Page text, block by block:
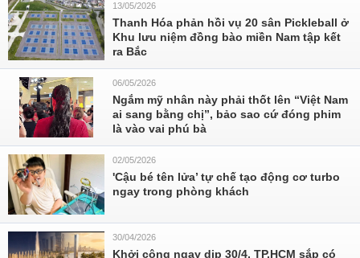
13/05/2026
Thanh Hóa phản hồi vụ 20 sân Pickleball ở
Khu lưu niệm đồng bào miền Nam tập kết
ra Bắc
06/05/2026
Ngắm mỹ nhân này phải thốt lên “Việt Nam
ai sang bằng chị”, bảo sao cứ đóng phim
là vào vai phú bà
02/05/2026
'Cậu bé tên lửa’ tự chế tạo động cơ turbo
ngay trong phòng khách
30/04/2026
Khởi công ngay dịp 30/4, TP.HCM sắp có